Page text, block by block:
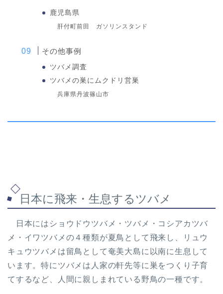
鹿児島県
肝付町前田 ガソリンスタンド
その他事例
ツバメ調査
ツバメの巣にムクドリ営巣
兵庫県丹波篠山市
日本に飛来・生息するツバメ
日本にはショウドウツバメ・ツバメ・コシアカツバ
メ・イワツバメの４種類が夏鳥として飛来し、リュウ
キュウツバメは留鳥として奄美大島に以南に生息して
います。特にツバメは人家の軒先等に巣をつくり子育
てするなど、人間に親しまれている野鳥の一種です。